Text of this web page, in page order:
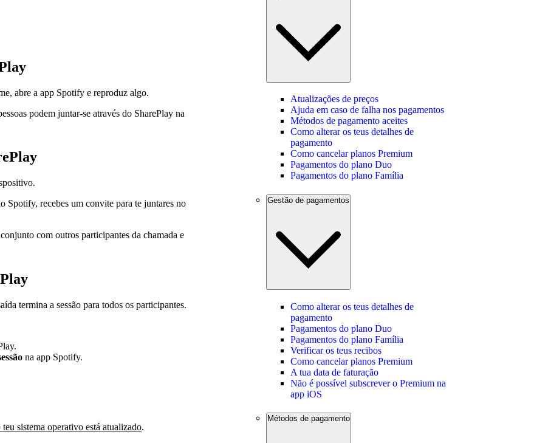
abre a app Spotify e reproduz algo.
podem juntar-se através do SharePlay na
Spotify, recebes um convite para te juntares no
com outros participantes da chamada e
termina a sessão para todos os participantes.
na app Spotify.
teu sistema operativo está atualizado.
Atualizações de preços
Ajuda em caso de falha nos pagamentos
Métodos de pagamento aceites
Como alterar os teus detalhes de
pagamento
Como cancelar planos Premium
Pagamentos do plano Duo
Pagamentos do plano Família
Gestão de pagamentos
Como alterar os teus detalhes de
pagamento
Pagamentos do plano Duo
Pagamentos do plano Família
Verificar os teus recibos
Como cancelar planos Premium
A tua data de faturação
Não é possível subscrever o Premium na
app iOS
Métodos de pagamento